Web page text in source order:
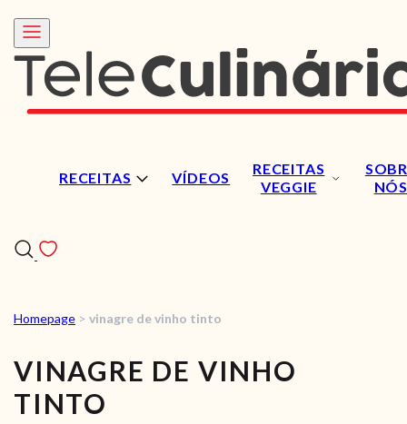
RECEITAS VÍDEOS
RECEITAS
VEGGIE
NÓS
RECEITAS
VÍDEOS
Homepage > vinagre de vinho tinto
VINAGRE DE VINHO
TINTO